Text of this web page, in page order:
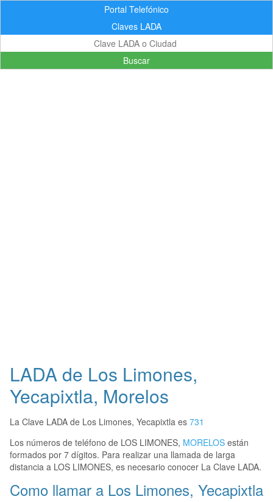
Portal Telefónico
Claves LADA
Buscar
LADA de Los Limones,
Yecapixtla, Morelos
La Clave LADA de Los Limones, Yecapixtla es 731
Los números de teléfono de LOS LIMONES, MORELOS están
formados por 7 dígitos. Para realizar una llamada de larga
distancia a LOS LIMONES, es necesario conocer La Clave LADA.
Como llamar a Los Limones, Yecapixtla